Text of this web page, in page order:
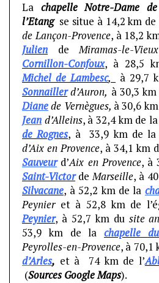
La chapelle Notre-Dame
l’Etangse situe à 14,2 km
de Lançon-Provence, à 18,2
Julien deMiramas-le-Vieux
Cornillon-Confoux, à 28,5
Michel de Lambesc, à 29,7
Sonnailler d’Auron, à 30,3 km
Dianede Vernègues, à 30,6
Jean d’Alleins, à 32,4 km de
de Rognes, à 33,9 km de
d’Aix en Provence, à 34,1 km
Sauveurd’Aix en Provence, à
Saint-VictordeMarseille, à
Silvacane, à 52,2 km de la
Peynieret à 52,8 km de
Peynier, à 52,7 km du site
53,9 km de la chapelle
Peyrolles-en-Provence, à 70,1
d’Arles, et à 74 km de l’
(Sources Google Maps).